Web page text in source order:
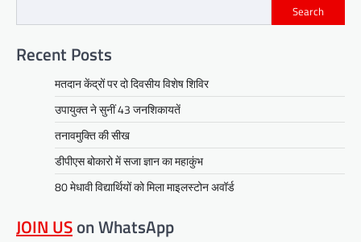
Search
Recent Posts
मतदान केंद्रों पर दो दिवसीय विशेष शिविर
उपायुक्त ने सुनीं 43 जनशिकायतें
तनावमुक्ति की सीख
डीपीएस बोकारो में सजा ज्ञान का महाकुंभ
80 मेधावी विद्यार्थियों को मिला माइलस्टोन अवॉर्ड
JOIN USon WhatsApp